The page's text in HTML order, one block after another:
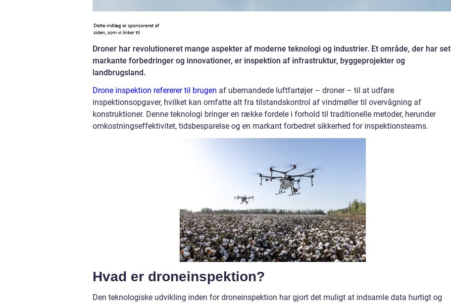
Droner har revolutioneret mange aspekter af moderne teknologi og industrier. Et område, der har set
markante forbedringer og innovationer, er inspektion af infrastruktur, byggeprojekter og
landbrugsland.
Drone inspektion refererer til brugen af ubemandede luftfartøjer – droner – til at udføre
inspektionsopgaver, hvilket kan omfatte alt fra tilstandskontrol af vindmøller til overvågning af
konstruktioner. Denne teknologi bringer en række fordele i forhold til traditionelle metoder, herunder
omkostningseffektivitet, tidsbesparelse og en markant forbedret sikkerhed for inspektionsteams.
Hvad er droneinspektion?
Den teknologiske udvikling inden for droneinspektion har gjort det muligt at indsamle data hurtigt og